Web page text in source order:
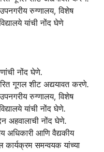
रुग्णालय, विशेष
यांची नोंद घेणे
नोंद घेणे.
गूगल शीट अद्ययावत करणे.
रुग्णालय, विशेष
यांची नोंद घेणे.
अहवालाची नोंद घेणे.
अधिकारी आणि वैद्यकीय
कार्यक्रम समन्वयक यांच्या